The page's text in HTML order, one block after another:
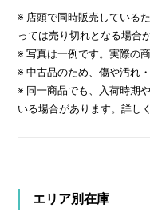
※ 店頭で同時販売している
っては売り切れとなる場合
※ 写真は一例です。実際の
※ 中古品のため、傷や汚れ
※ 同一商品でも、入荷時期
いる場合があります。詳し
エリア別在庫